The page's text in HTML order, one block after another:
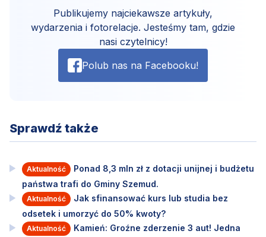
Publikujemy najciekawsze artykuły,
wydarzenia i fotorelacje. Jesteśmy tam, gdzie
nasi czytelnicy!
Polub nas na Facebooku!
Sprawdź także
Aktualność
Ponad 8,3 mln zł z dotacji unijnej i budżetu
państwa trafi do Gminy Szemud.
Aktualność
Jak sfinansować kurs lub studia bez
odsetek i umorzyć do 50% kwoty?
Aktualność
Kamień: Groźne zderzenie 3 aut! Jedna